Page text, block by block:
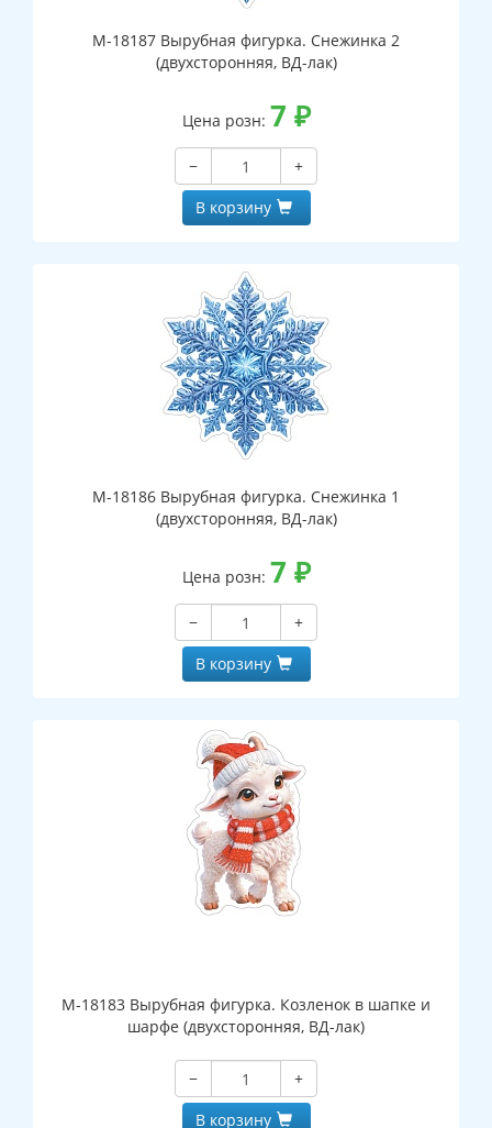
М-18187 Вырубная фигурка. Снежинка 2
(двухсторонняя, ВД-лак)
Цена розн: 7 ₽
−
+
В корзину
М-18186 Вырубная фигурка. Снежинка 1
(двухсторонняя, ВД-лак)
Цена розн: 7 ₽
−
+
В корзину
М-18183 Вырубная фигурка. Козленок в шапке и
шарфе (двухсторонняя, ВД-лак)
−
+
В корзину